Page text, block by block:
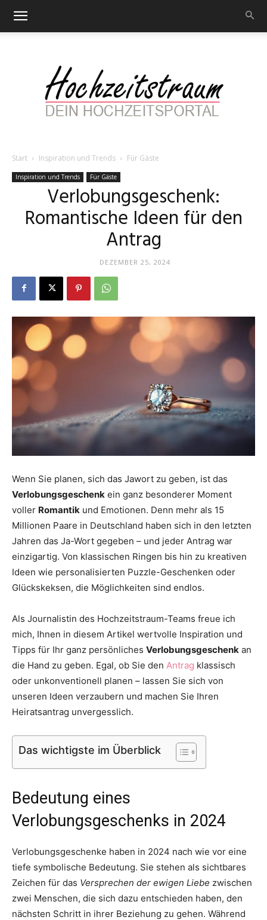
–
Portal
rund
das
Thema
Start Inspiration und Trends Für Gäste
Inspiration und Trends Für Gäste
Verlobungsgeschenk:
Romantische Ideen für den
Antrag
DEZEMBER 25, 2024
Wenn Sie planen, sich das Jawort zu geben, ist das
Verlobungsgeschenk ein ganz besonderer Moment
voller Romantik und Emotionen. Denn mehr als 15
Millionen Paare in Deutschland haben sich in den letzten
Jahren das Ja-Wort gegeben – und jeder Antrag war
einzigartig. Von klassischen Ringen bis hin zu kreativen
Ideen wie personalisierten Puzzle-Geschenken oder
Glückskeksen, die Möglichkeiten sind endlos.
Als Journalistin des Hochzeitstraum-Teams freue ich
mich, Ihnen in diesem Artikel wertvolle Inspiration und
Tipps für Ihr ganz persönliches Verlobungsgeschenk an
die Hand zu geben. Egal, ob Sie den Antrag klassisch
oder unkonventionell planen – lassen Sie sich von
unseren Ideen verzaubern und machen Sie Ihren
Heiratsantrag unvergesslich.
Das wichtigste im Überblick
Bedeutung eines
Verlobungsgeschenks in 2024
Verlobungsgeschenke haben in 2024 nach wie vor eine
tiefe symbolische Bedeutung. Sie stehen als sichtbares
Zeichen für das Versprechen der ewigen Liebe zwischen
zwei Menschen, die sich dazu entschieden haben, den
nächsten Schritt in ihrer Beziehung zu gehen. Während